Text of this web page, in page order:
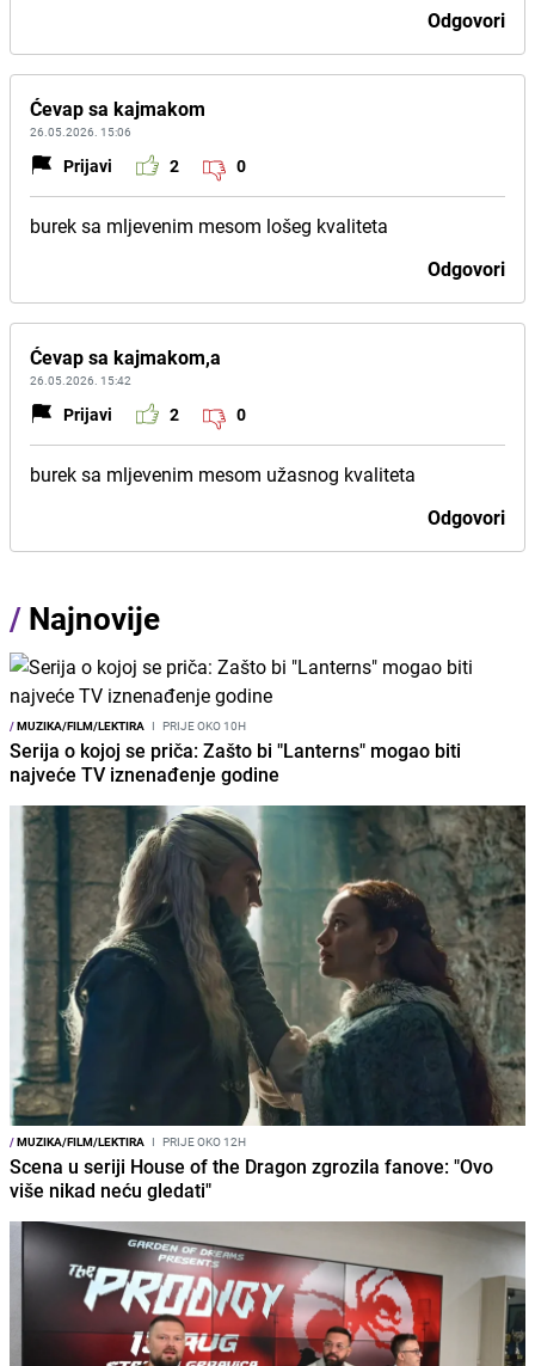
Odgovori
Ćevap sa kajmakom
26.05.2026. 15:06
Prijavi 2 0
burek sa mljevenim mesom lošeg kvaliteta
Odgovori
Ćevap sa kajmakom,a
26.05.2026. 15:42
Prijavi 2 0
burek sa mljevenim mesom užasnog kvaliteta
Odgovori
/ Najnovije
/MUZIKA/FILM/LEKTIRA I PRIJE OKO 10H
Serija o kojoj se priča: Zašto bi "Lanterns" mogao biti
najveće TV iznenađenje godine
/MUZIKA/FILM/LEKTIRA I PRIJE OKO 12H
Scena u seriji House of the Dragon zgrozila fanove: "Ovo
više nikad neću gledati"